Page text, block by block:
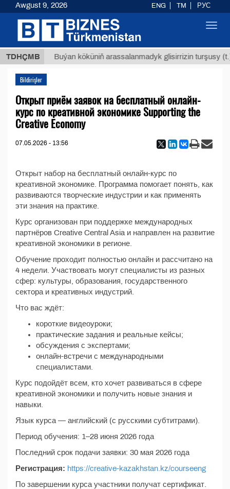
TDHÇMB
ТМТ Buýan köküniň arassalanmadyk glisirrizin turşusy (t.)
Bildirişler
Открыт приём заявок на бесплатный онлайн-
курс по креативной экономике Supporting the
Creative Economy
07.05.2026 - 13:56
Открыт набор на бесплатный онлайн-курс по
креативной экономике. Программа помогает понять, как
развиваются творческие индустрии и как применять
эти знания на практике.
Курс организован при поддержке международных
партнёров Creative Central Asia и направлен на развитие
креативной экономики в регионе.
Обучение проходит полностью онлайн и рассчитано на
4 недели. Участвовать могут специалисты из разных
сфер: культуры, образования, государственного
сектора и креативных индустрий.
Что вас ждёт:
короткие видеоуроки;
практические задания и реальные кейсы;
обсуждения с экспертами;
онлайн-встречи с международными
специалистами.
Курс подойдёт всем, кто хочет развиваться в сфере
креативной экономики и получить новые знания и
навыки.
Язык курса — английский (с русскими субтитрами).
Период обучения: 1–28 июня 2026 года
Последний срок подачи заявки: 30 мая 2026 года
Регистрация: https://creative-kazakhstan.kz/courseeng
По завершении курса участники получат сертификат.
Awgust 9, 2026 ENG TM РУС